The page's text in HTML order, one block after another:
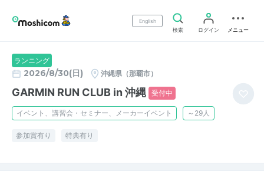
English
検索
ログイン メニュー
ランニング
2026/8/30(日) 沖縄県（那覇市）
GARMIN RUN CLUB in 沖縄 受付中
イベント、講習会・セミナー、メーカーイベント ～29人
参加賞有り 特典有り